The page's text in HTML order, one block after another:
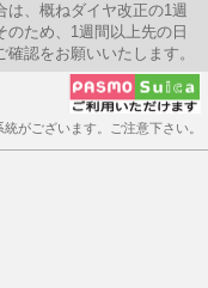
、概ねダイヤ改正の1週
ため、1週間以上先の日
認をお願いいたします。
がございます。ご注意下さい。